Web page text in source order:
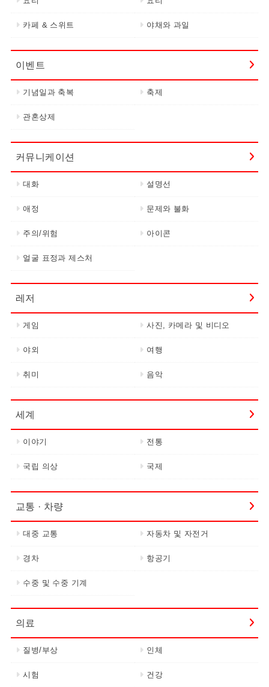
카페 & 스위트 야채와 과일
이벤트
기념일과 축복 축제
관혼상제
커뮤니케이션
대화 설명선
애정 문제와 불화
주의/위험 아이콘
얼굴 표정과 제스처
레저
게임 사진, 카메라 및 비디오
야외 여행
취미 음악
세계
이야기 전통
국립 의상 국제
교통 · 차량
대중 교통 자동차 및 자전거
경차 항공기
수중 및 수중 기계
의료
질병/부상 인체
시험 건강